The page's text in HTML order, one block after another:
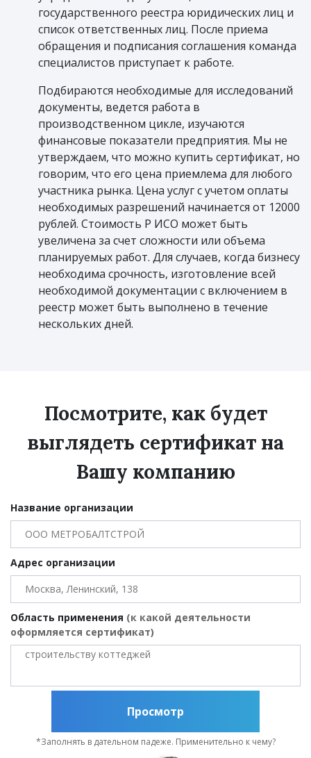
государственного реестра юридических лиц и
список ответственных лиц. После приема
обращения и подписания соглашения команда
специалистов приступает к работе.
Подбираются необходимые для исследований
документы, ведется работа в
производственном цикле, изучаются
финансовые показатели предприятия. Мы не
утверждаем, что можно купить сертификат, но
говорим, что его цена приемлема для любого
участника рынка. Цена услуг с учетом оплаты
необходимых разрешений начинается от 12000
рублей. Стоимость Р ИСО может быть
увеличена за счет сложности или объема
планируемых работ. Для случаев, когда бизнесу
необходима срочность, изготовление всей
необходимой документации с включением в
реестр может быть выполнено в течение
нескольких дней.
Посмотрите, как будет
выглядеть сертификат на
Вашу компанию
Название организации
Адрес организации
Область применения (к какой деятельности
оформляется сертификат)
Просмотр
*Заполнять в дательном падеже. Применительно к чему?